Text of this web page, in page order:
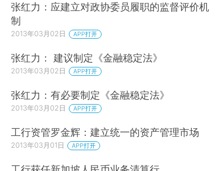
张红力：应建立对政协委员履职的监督评价机
制
2013年03月02日 APP打开
张红力： 建议制定《金融稳定法》
2013年03月02日 APP打开
张红力：有必要制定《金融稳定法》
2013年03月02日 APP打开
工行资管罗金辉：建立统一的资产管理市场
2013年03月01日 APP打开